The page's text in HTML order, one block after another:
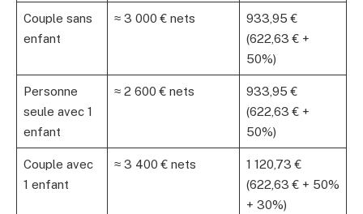
Couple sans
enfant
≈ 3 000 € nets
933,95 €
(622,63 € +
50%)
Personne
seule avec 1
enfant
≈ 2 600 € nets
933,95 €
(622,63 € +
50%)
Couple avec
1 enfant
≈ 3 400 € nets
1 120,73 €
(622,63 € + 50%
+ 30%)